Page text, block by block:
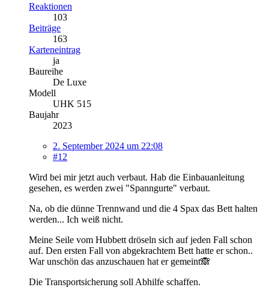
Reaktionen
103
Beiträge
163
Karteneintrag
ja
Baureihe
De Luxe
Modell
UHK 515
Baujahr
2023
2. September 2024 um 22:08
#12
Wird bei mir jetzt auch verbaut. Hab die Einbauanleitung
gesehen, es werden zwei "Spanngurte" verbaut.
Na, ob die dünne Trennwand und die 4 Spax das Bett halten
werden... Ich weiß nicht.
Meine Seile vom Hubbett dröseln sich auf jeden Fall schon
auf. Den ersten Fall von abgekrachtem Bett hatte er schon..
War unschön das anzuschauen hat er gemeint🙈
Die Transportsicherung soll Abhilfe schaffen.